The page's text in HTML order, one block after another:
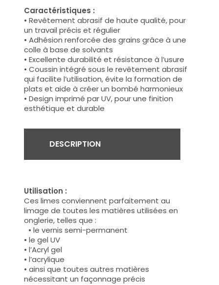
Caractéristiques :
• Revêtement abrasif de haute qualité, pour
un travail précis et régulier
• Adhésion renforcée des grains grâce à une
colle à base de solvants
• Excellente durabilité et résistance à l’usure
• Coussin intégré sous le revêtement abrasif
qui facilite l’utilisation, évite la formation de
plats et aide à créer un bombé harmonieux
• Design imprimé par UV, pour une finition
esthétique et durable
DESCRIPTION
Utilisation :
Ces limes conviennent parfaitement au
limage de toutes les matières utilisées en
onglerie, telles que :
• le vernis semi-permanent
• le gel UV
• l’Acryl gel
• l’acrylique
• ainsi que toutes autres matières
nécessitant un façonnage précis